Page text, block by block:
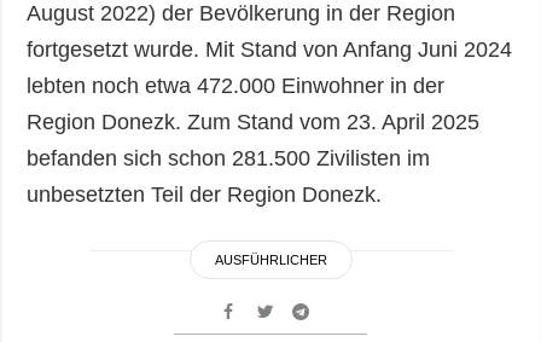
August 2022) der Bevölkerung in der Region
fortgesetzt wurde. Mit Stand von Anfang Juni 2024
lebten noch etwa 472.000 Einwohner in der
Region Donezk. Zum Stand vom 23. April 2025
befanden sich schon 281.500 Zivilisten im
unbesetzten Teil der Region Donezk.
AUSFÜHRLICHER